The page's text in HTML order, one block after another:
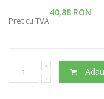
40,88 RON
Pret cu TVA